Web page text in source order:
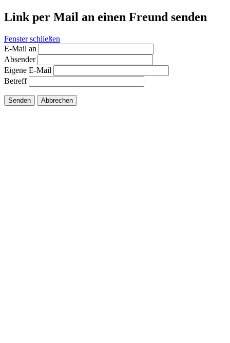
Link per Mail an einen Freund senden
Fenster schließen
E-Mail an
Absender
Eigene E-Mail
Betreff
Senden Abbrechen